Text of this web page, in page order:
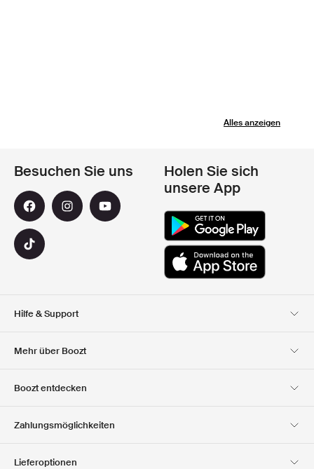
Alles anzeigen
Hilfe & Support
Mehr über Boozt
Boozt entdecken
Presse &
Besuchen Sie uns
Holen Sie sich
unsere App
Zahlungsmöglichkeiten
Lieferoptionen